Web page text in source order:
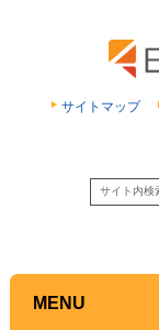
サイトマップ
MENU